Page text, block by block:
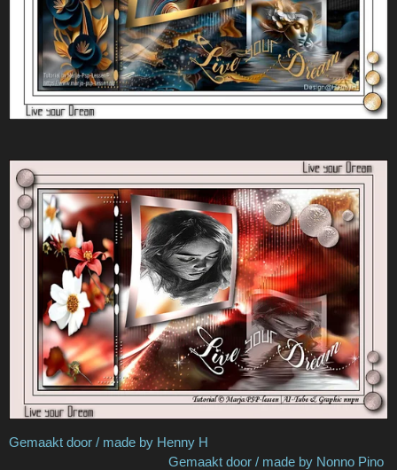
Gemaakt door / made by Henny H
Gemaakt door / made by Nonno Pino